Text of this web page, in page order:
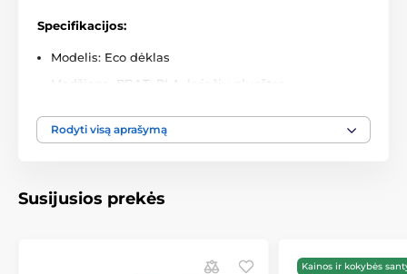
Specifikacijos:
Modelis: Eco dėklas
Medžiaga: PBAT, PLA, kviečių pluoštas
Svarbiausi Eco Case dėklo privalumai:
Patogus dėklas iš skaidžių medžiagų – PBAT, PLA ir
Elegantiškas, klasikinis 2 mm storio formos dizainas
Malonus liesti paviršius, apsaugantis nuo
Rodyti visą aprašymą
Susijusios prekės
Kainos ir kokybės